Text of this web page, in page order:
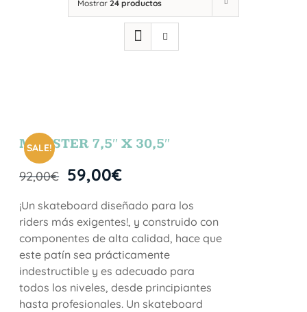
Mostrar 24 productos
SALE!
MONSTER 7,5″ X 30,5″
92,00€ 59,00€
¡Un skateboard diseñado para los
riders más exigentes!, y construido con
componentes de alta calidad, hace que
este patín sea prácticamente
indestructible y es adecuado para
todos los niveles, desde principiantes
hasta profesionales. Un skateboard